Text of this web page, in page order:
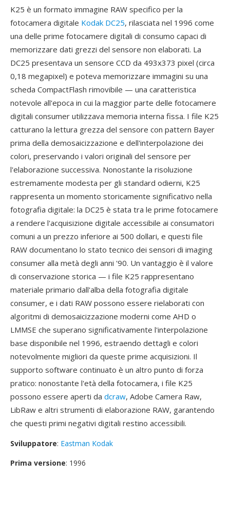
K25 è un formato immagine RAW specifico per la
fotocamera digitale Kodak DC25, rilasciata nel 1996 come
una delle prime fotocamere digitali di consumo capaci di
memorizzare dati grezzi del sensore non elaborati. La
DC25 presentava un sensore CCD da 493x373 pixel (circa
0,18 megapixel) e poteva memorizzare immagini su una
scheda CompactFlash rimovibile — una caratteristica
notevole all'epoca in cui la maggior parte delle fotocamere
digitali consumer utilizzava memoria interna fissa. I file K25
catturano la lettura grezza del sensore con pattern Bayer
prima della demosaicizzazione e dell'interpolazione dei
colori, preservando i valori originali del sensore per
l'elaborazione successiva. Nonostante la risoluzione
estremamente modesta per gli standard odierni, K25
rappresenta un momento storicamente significativo nella
fotografia digitale: la DC25 è stata tra le prime fotocamere
a rendere l'acquisizione digitale accessibile ai consumatori
comuni a un prezzo inferiore ai 500 dollari, e questi file
RAW documentano lo stato tecnico dei sensori di imaging
consumer alla metà degli anni '90. Un vantaggio è il valore
di conservazione storica — i file K25 rappresentano
materiale primario dall'alba della fotografia digitale
consumer, e i dati RAW possono essere rielaborati con
algoritmi di demosaicizzazione moderni come AHD o
LMMSE che superano significativamente l'interpolazione
base disponibile nel 1996, estraendo dettagli e colori
notevolmente migliori da queste prime acquisizioni. Il
supporto software continuato è un altro punto di forza
pratico: nonostante l'età della fotocamera, i file K25
possono essere aperti da dcraw, Adobe Camera Raw,
LibRaw e altri strumenti di elaborazione RAW, garantendo
che questi primi negativi digitali restino accessibili.
Sviluppatore: Eastman Kodak
Prima versione: 1996